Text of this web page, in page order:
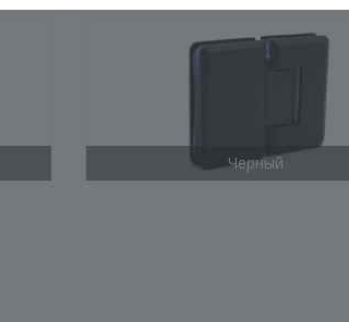
Черный
СТЕКЛО ФУРНИТУРА